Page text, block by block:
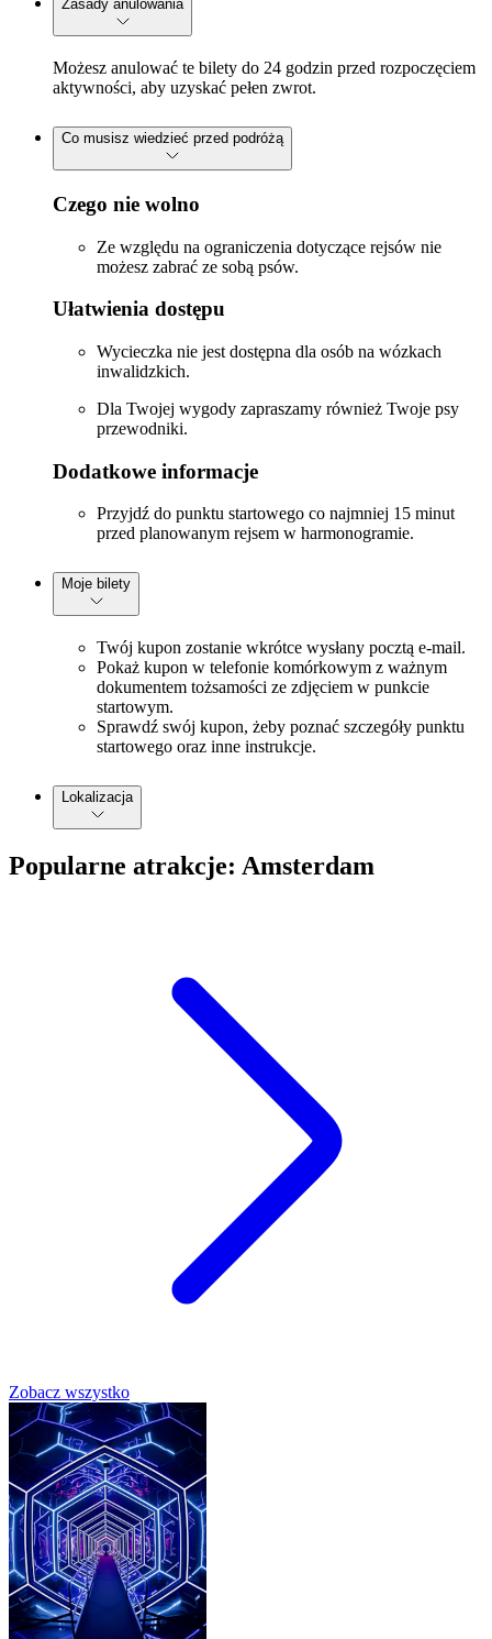
Zasady anulowania
Możesz anulować te bilety do 24 godzin przed rozpoczęciem
aktywności, aby uzyskać pełen zwrot.
Co musisz wiedzieć przed podróżą
Czego nie wolno
Ze względu na ograniczenia dotyczące rejsów nie
możesz zabrać ze sobą psów.
Ułatwienia dostępu
Wycieczka nie jest dostępna dla osób na wózkach
inwalidzkich.
Dla Twojej wygody zapraszamy również Twoje psy
przewodniki.
Dodatkowe informacje
Przyjdź do punktu startowego co najmniej 15 minut
przed planowanym rejsem w harmonogramie.
Moje bilety
Twój kupon zostanie wkrótce wysłany pocztą e-mail.
Pokaż kupon w telefonie komórkowym z ważnym
dokumentem tożsamości ze zdjęciem w punkcie
startowym.
Sprawdź swój kupon, żeby poznać szczegóły punktu
startowego oraz inne instrukcje.
Lokalizacja
Popularne atrakcje: Amsterdam
Zobacz wszystko